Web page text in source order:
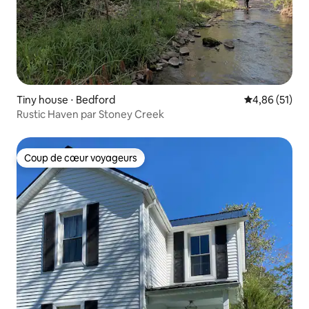
Tiny house ⋅ Bedford Évaluation
4,86 (51)
Rustic Haven par Stoney Creek
Coup de cœur voyageurs
Coup de cœur voyageurs